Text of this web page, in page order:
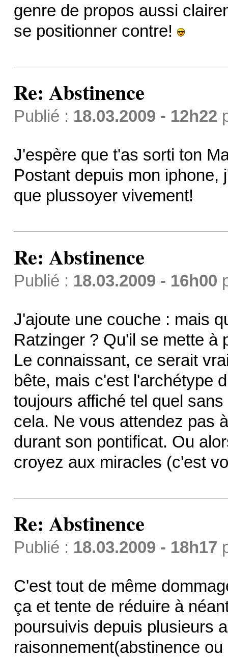
genre de propos aussi
se positionner contre!
Re: Abstinence
Publié : 18.03.2009 - 12h22
J'espère que t'as sorti ton
Postant depuis mon iphone,
que plussoyer vivement!
Re: Abstinence
Publié : 18.03.2009 - 16h00
J'ajoute une couche : mais
Ratzinger ? Qu'il se mette à
Le connaissant, ce serait
bête, mais c'est l'archétype
toujours affiché tel quel
cela. Ne vous attendez pas
durant son pontificat. Ou
croyez aux miracles (c'est
Re: Abstinence
Publié : 18.03.2009 - 18h17
C'est tout de même
ça et tente de réduire à
poursuivis depuis plusieurs
raisonnement(abstinence